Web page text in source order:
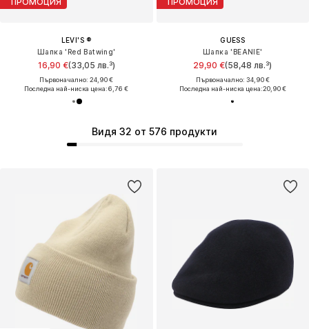
LEVI'S ®
Шапка 'Red Batwing'
16,90 €(33,05 лв.³)
Първоначално: 24,90 €
Последна най-ниска цена:6,76 €
GUESS
Шапка 'BEANIE'
29,90 €(58,48 лв.³)
Първоначално: 34,90 €
Последна най-ниска цена:20,90 €
Видя 32 от 576 продукти